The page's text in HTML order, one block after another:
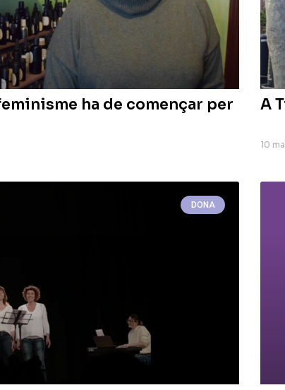
ha de començar per
A
10
DONA